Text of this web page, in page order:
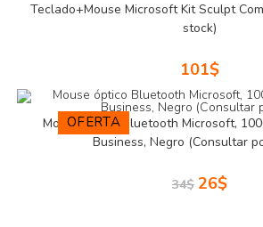
Teclado+Mouse Microsoft Kit Sculpt
stock)
101$
OFERTA
Mouse óptico Bluetooth Microsoft,
Business, Negro (Consultar
34$ 26$